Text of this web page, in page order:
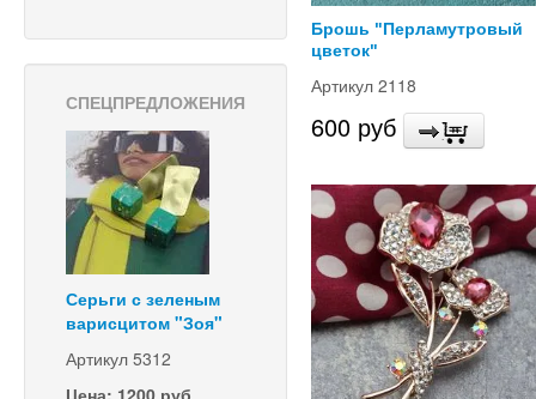
СПЕЦПРЕДЛОЖЕНИЯ
Серьги с зеленым
варисцитом "Зоя"
Артикул 5312
Цена: 1200 руб
Брошь "Перламутровый
цветок"
Артикул 2118
600 руб